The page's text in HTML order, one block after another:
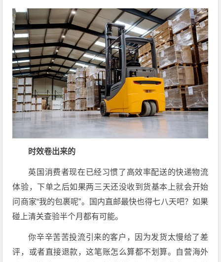
时效卷出来的
英国消费者现在已经习惯了高效率配送的快递物流
体验，下单之后如果两三天还没收到货基本上就会开始
问商家“我的包裹呢”。国内直邮最快也得七八天吧？如果
碰上清关查验半个月都有可能。
你辛辛苦苦投流引来的客户，因为发货太慢给了差
评，或者直接退款，这笔账怎么算都不划算。自营海外